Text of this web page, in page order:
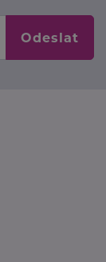
Odeslat